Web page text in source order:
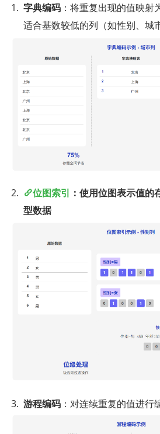
字典编码 ：将重复出现的值映
适合基数较低的列（如性别、城
位图索引 ：使用位图表示值
型数据
游程编码 ：对连续重复的值进行